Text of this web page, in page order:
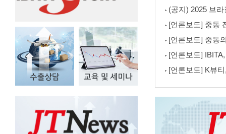
(공지) 2025 브
[언론보도] 중동
[언론보도] 중동
[언론보도]
[언론보도] K뷰